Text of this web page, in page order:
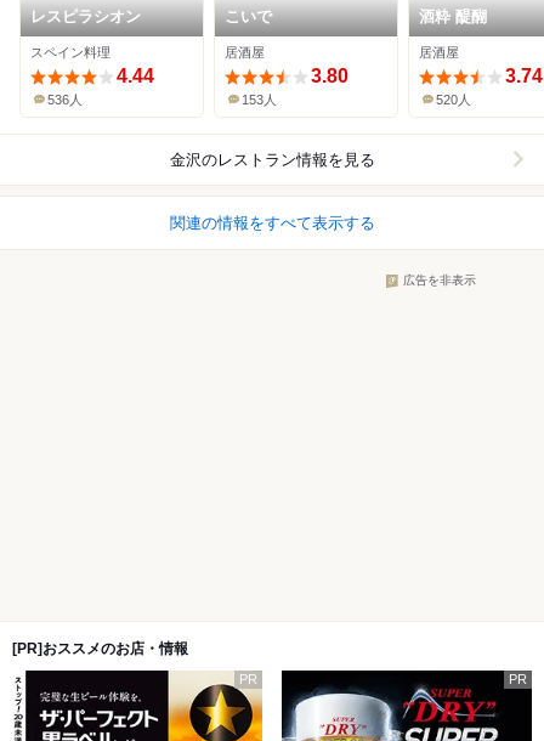
レスピラシオン
スペイン料理
4.44
536人
こいで
居酒屋
3.80
153人
酒粋 醍醐
居酒屋
3.74
520人
金沢のレストラン情報を見る
関連の情報をすべて表示する
広告を非表示
[PR]おススメのお店・情報
PR PR